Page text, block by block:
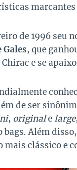
de 1996 seu
Gales, que
e se
de ser
, originalelarge
Além
mais clássico e